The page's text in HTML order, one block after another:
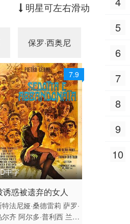
明星可左右滑动
保罗·西奥尼
7.9
中字
/ 意大利,法国 / 意大
语
剧
诱惑被遗弃的女人
特法尼娅·桑德雷莉 萨罗·
尔齐 阿尔多·普利西 兰多
5
6
7
8
9
10